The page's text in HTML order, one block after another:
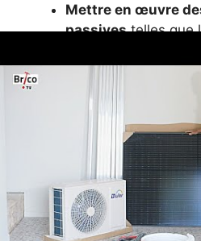
Mettre en œuvre
passivestelles que
l’ombrage pour
thermique.
Suivre les
pour accéder à des
climatisation plus
énergies
Ces leviers participent à
d’énergie et à une